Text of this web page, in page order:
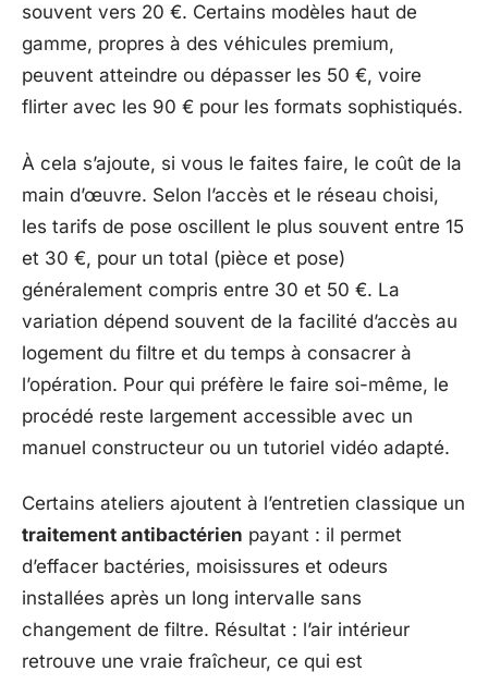
souvent vers 20 €. Certains modèles haut de
gamme, propres à des véhicules premium,
peuvent atteindre ou dépasser les 50 €, voire
flirter avec les 90 € pour les formats sophistiqués.
À cela s’ajoute, si vous le faites faire, le coût de la
main d’œuvre. Selon l’accès et le réseau choisi,
les tarifs de pose oscillent le plus souvent entre 15
et 30 €, pour un total (pièce et pose)
généralement compris entre 30 et 50 €. La
variation dépend souvent de la facilité d’accès au
logement du filtre et du temps à consacrer à
l’opération. Pour qui préfère le faire soi-même, le
procédé reste largement accessible avec un
manuel constructeur ou un tutoriel vidéo adapté.
Certains ateliers ajoutent à l’entretien classique un
traitement antibactérien payant : il permet
d’effacer bactéries, moisissures et odeurs
installées après un long intervalle sans
changement de filtre. Résultat : l’air intérieur
retrouve une vraie fraîcheur, ce qui est